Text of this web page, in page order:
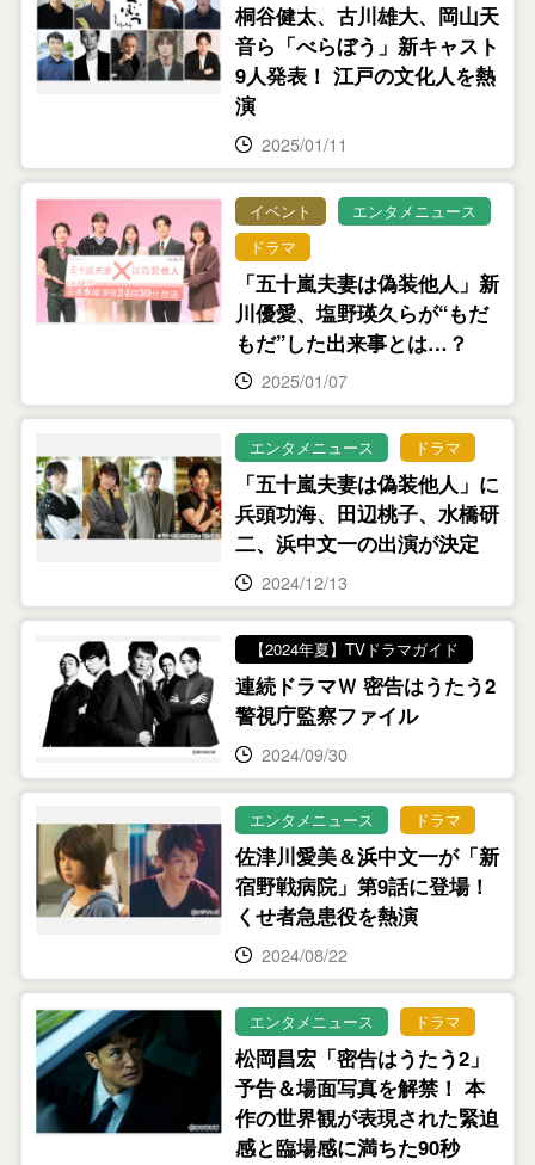
桐谷健太、古川雄大、岡山天
音ら「べらぼう」新キャスト
9人発表！ 江戸の文化人を熱
演
2025/01/11
イベント
エンタメニュース
ドラマ
「五十嵐夫妻は偽装他人」新
川優愛、塩野瑛久らが“もだ
もだ”した出来事とは…？
2025/01/07
エンタメニュース ドラマ
「五十嵐夫妻は偽装他人」に
兵頭功海、田辺桃子、水橋研
二、浜中文一の出演が決定
2024/12/13
【2024年夏】TVドラマガイド
連続ドラマＷ 密告はうたう2
警視庁監察ファイル
2024/09/30
エンタメニュース ドラマ
佐津川愛美＆浜中文一が「新
宿野戦病院」第9話に登場！
くせ者急患役を熱演
2024/08/22
エンタメニュース ドラマ
松岡昌宏「密告はうたう2」
予告＆場面写真を解禁！ 本
作の世界観が表現された緊迫
感と臨場感に満ちた90秒